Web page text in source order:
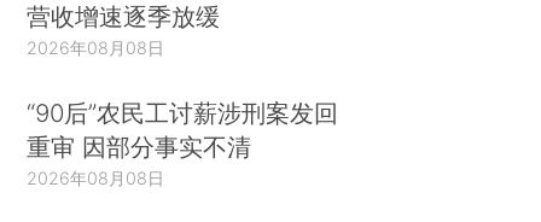
营收增速逐季放缓
2026年08月08日
“90后”农民工讨薪涉刑案发回
重审 因部分事实不清
2026年08月08日